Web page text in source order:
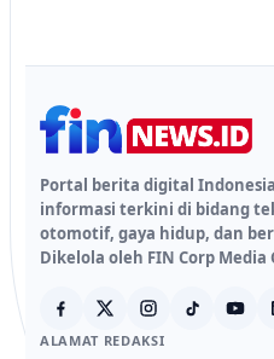
Portal berita digital
informasi terkini di bidang
otomotif, gaya hidup, dan
Dikelola oleh FIN Corp Media
ALAMAT REDAKSI